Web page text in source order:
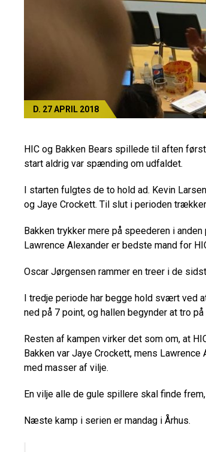
D. 27 APRIL 2018
HIC og Bakken Bears spillede til aften
start aldrig var spænding om udfaldet.
I starten fulgtes de to hold ad. Kevin
og Jaye Crockett. Til slut i perioden
Bakken trykker mere på speederen i
Lawrence Alexander er bedste mand for
Oscar Jørgensen rammer en treer i de
I tredje periode har begge hold svært ved
ned på 7 point, og hallen begynder at tro
Resten af kampen virker det som om, at
Bakken var Jaye Crockett, mens
med masser af vilje.
En vilje alle de gule spillere skal finde
Næste kamp i serien er mandag i Århus.